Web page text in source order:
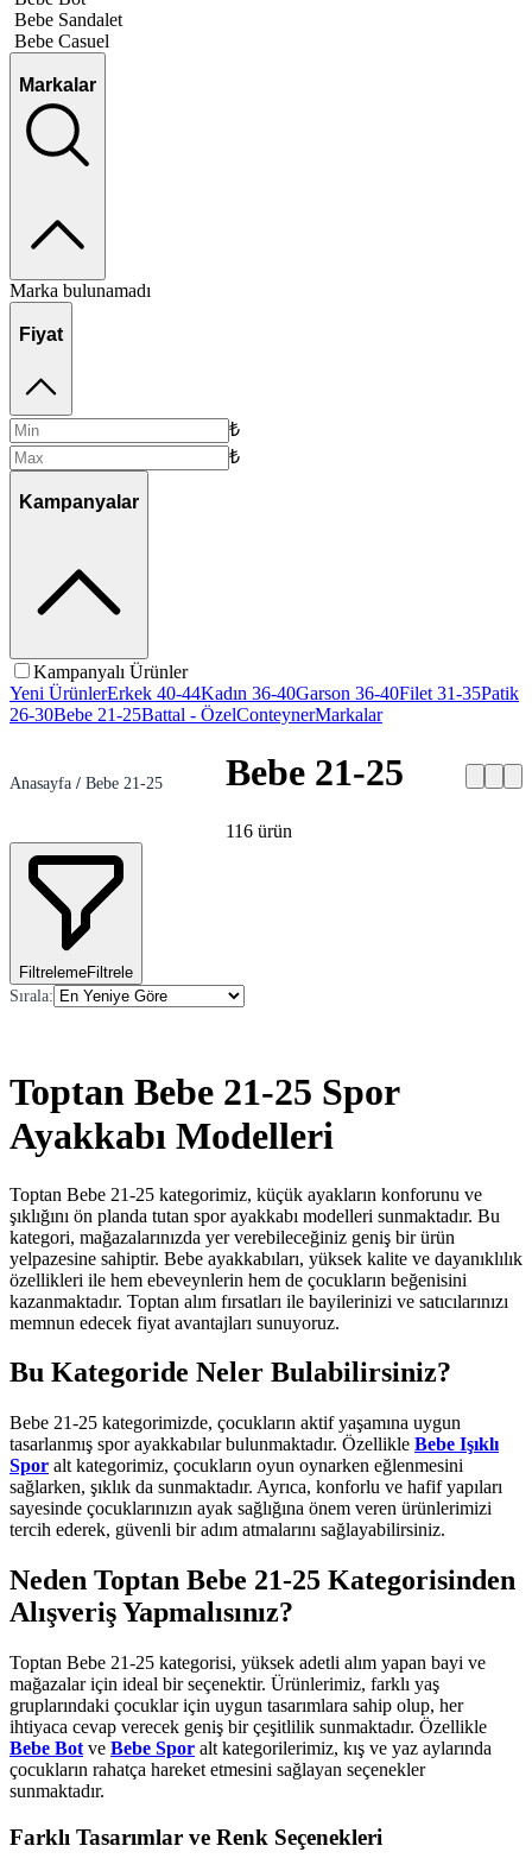
Bebe Sandalet
Bebe Casuel
Markalar
Marka bulunamadı
Fiyat
₺
₺
Kampanyalar
Kampanyalı Ürünler
Yeni ÜrünlerErkek 40-44Kadın 36-40Garson 36-40Filet 31-35Patik
26-30Bebe 21-25Battal - ÖzelConteynerMarkalar
Anasayfa / Bebe 21-25 Bebe 21-25
116 ürün
FiltrelemeFiltrele
Sırala:
Toptan Bebe 21-25 Spor
Ayakkabı Modelleri
Toptan Bebe 21-25 kategorimiz, küçük ayakların konforunu ve
şıklığını ön planda tutan spor ayakkabı modelleri sunmaktadır. Bu
kategori, mağazalarınızda yer verebileceğiniz geniş bir ürün
yelpazesine sahiptir. Bebe ayakkabıları, yüksek kalite ve dayanıklılık
özellikleri ile hem ebeveynlerin hem de çocukların beğenisini
kazanmaktadır. Toptan alım fırsatları ile bayilerinizi ve satıcılarınızı
memnun edecek fiyat avantajları sunuyoruz.
Bu Kategoride Neler Bulabilirsiniz?
Bebe 21-25 kategorimizde, çocukların aktif yaşamına uygun
tasarlanmış spor ayakkabılar bulunmaktadır. Özellikle Bebe Işıklı
Spor alt kategorimiz, çocukların oyun oynarken eğlenmesini
sağlarken, şıklık da sunmaktadır. Ayrıca, konforlu ve hafif yapıları
sayesinde çocuklarınızın ayak sağlığına önem veren ürünlerimizi
tercih ederek, güvenli bir adım atmalarını sağlayabilirsiniz.
Neden Toptan Bebe 21-25 Kategorisinden
Alışveriş Yapmalısınız?
Toptan Bebe 21-25 kategorisi, yüksek adetli alım yapan bayi ve
mağazalar için ideal bir seçenektir. Ürünlerimiz, farklı yaş
gruplarındaki çocuklar için uygun tasarımlara sahip olup, her
ihtiyaca cevap verecek geniş bir çeşitlilik sunmaktadır. Özellikle
Bebe Bot ve Bebe Spor alt kategorilerimiz, kış ve yaz aylarında
çocukların rahatça hareket etmesini sağlayan seçenekler
sunmaktadır.
Farklı Tasarımlar ve Renk Seçenekleri